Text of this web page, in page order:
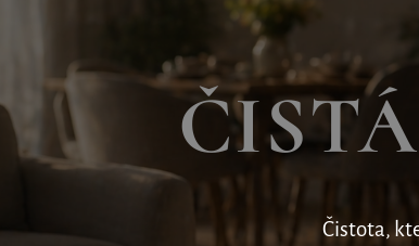
ČISTÁ
Čistota,